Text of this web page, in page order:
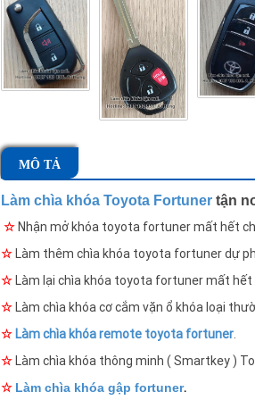
MÔ TẢ
Làm chìa khóa Toyota Fortunertận
☆Nhận mở khóa toyota fortuner mất hết
☆Làm thêm chìa khóa toyota fortuner dự
☆Làm lại chìa khóa toyota fortuner mất hết
☆Làm chìa khóa cơ cắm vặn ổ khóa loại
☆ Làm chìa khóa remote toyota fortuner.
☆Làm chìa khóa thông minh ( Smartkey )
☆ Làm chìa khóa gập fortuner.